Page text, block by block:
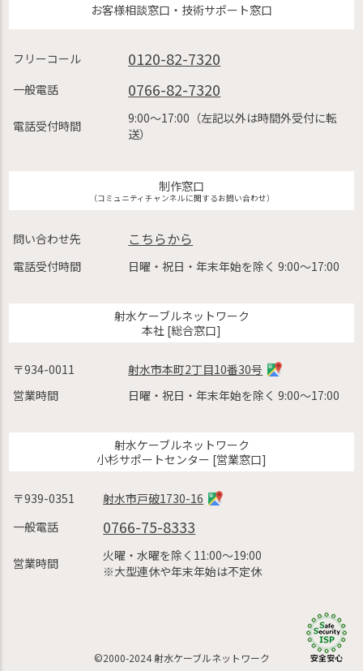
お客様相談窓口・技術サポート窓口
フリーコール 0120-82-7320
一般電話 0766-82-7320
電話受付時間
9:00〜17:00（左記以外は時間外受付に転
送）
制作窓口
（コミュニティチャンネルに関するお問い合わせ）
問い合わせ先 こちらから
電話受付時間 日曜・祝日・年末年始を除く 9:00〜17:00
射水ケーブルネットワーク
本社 [総合窓口]
〒934-0011
射水市本町2丁目10番30号
営業時間
日曜・祝日・年末年始を除く 9:00〜17:00
射水ケーブルネットワーク
小杉サポートセンター [営業窓口]
〒939-0351
射水市戸破1730-16
一般電話
0766-75-8333
営業時間
火曜・水曜を除く11:00〜19:00
※大型連休や年末年始は不定休
©2000-2024 射水ケーブルネットワーク